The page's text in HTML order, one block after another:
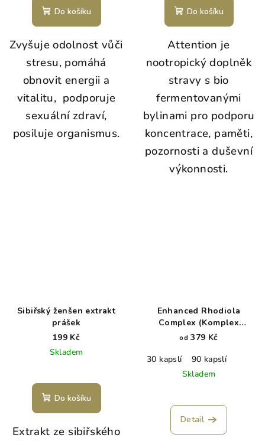
Do košíku
Zvyšuje odolnost vůči
stresu, pomáhá
obnovit energii a
vitalitu, podporuje
sexuální zdraví,
posiluje organismus.
Do košíku
Attention je
nootropický doplněk
stravy s bio
fermentovanými
bylinami pro podporu
koncentrace, paměti,
pozornosti a duševní
výkonnosti.
Sibiřský ženšen extrakt
prášek
199 Kč
Skladem
Do košíku
Extrakt ze sibiřského
Enhanced Rhodiola
Complex (Komplex
Rozchodnice růžové s
od 379 Kč
30 kapslí
90 kapslí
Skladem
Detail